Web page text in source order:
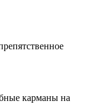
карманы на